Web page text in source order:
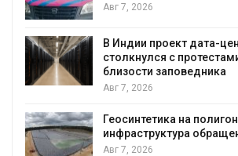
Авг 7, 2026
В Индии проект дата-
столкнулся с
близости заповедника
Авг 7, 2026
Геосинтетика на
инфраструктура
Авг 7, 2026